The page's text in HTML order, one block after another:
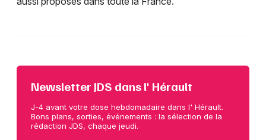
Newsletter JDS dans l' Hérault
J-4 avant votre dose hebdomadaire dans l' Hérault.
Bons plans, sorties, événements : la sélection de la
rédaction JDS, chaque jeudi.